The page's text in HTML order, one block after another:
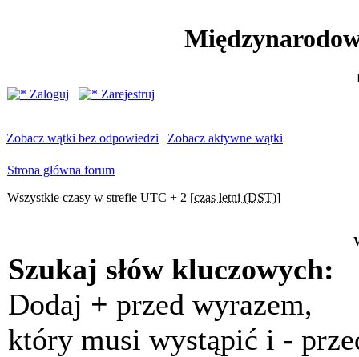
Zaloguj
Zarejestruj
Zobacz wątki bez odpowiedzi | Zobacz aktywne wątki
Strona główna forum
Wszystkie czasy w strefie UTC + 2 [czas letni (DST)]
Szukaj słów kluczowych:
Dodaj + przed wyrazem,
który musi wystąpić i -